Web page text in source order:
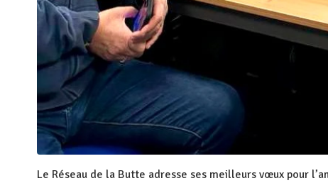
Le Réseau de la Butte adresse ses meilleurs vœux pour